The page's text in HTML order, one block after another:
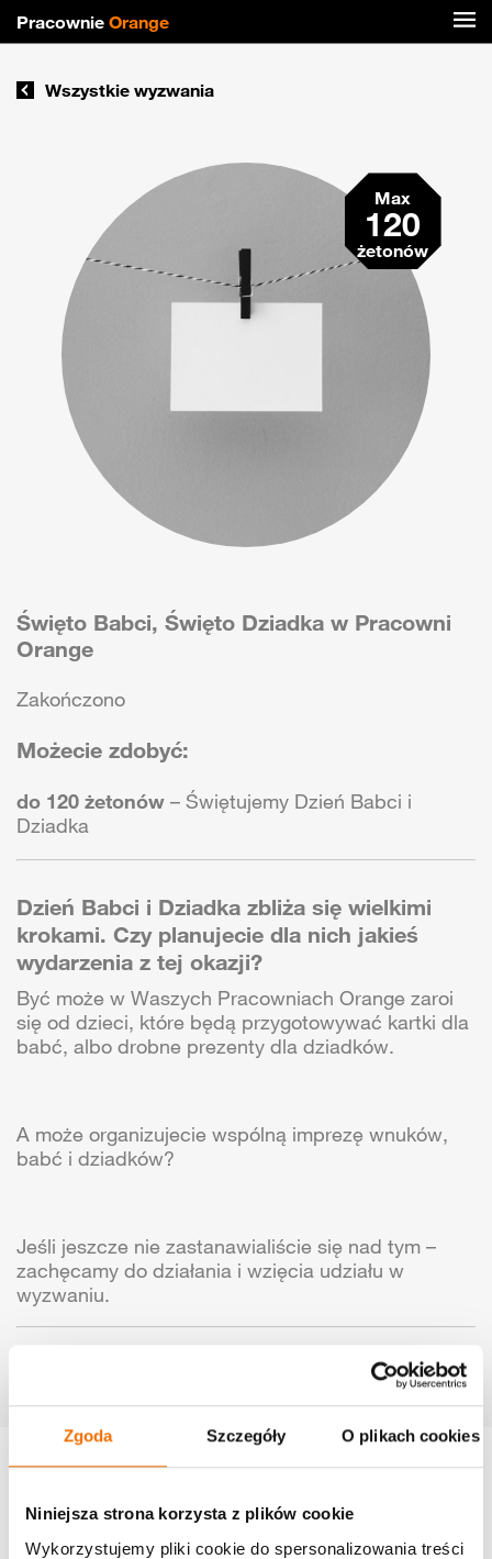
Zgoda Szczegóły O plikach cookies
Niniejsza strona korzysta z plików cookie
Wykorzystujemy pliki cookie do spersonalizowania treści
Pracownie Orange
Wszystkie wyzwania
Max
120
żetonów
Święto Babci, Święto Dziadka w Pracowni
Orange
Zakończono
Możecie zdobyć:
do 120 żetonów – Świętujemy Dzień Babci i
Dziadka
Dzień Babci i Dziadka zbliża się wielkimi
krokami. Czy planujecie dla nich jakieś
wydarzenia z tej okazji?
Być może w Waszych Pracowniach Orange zaroi
się od dzieci, które będą przygotowywać kartki dla
babć, albo drobne prezenty dla dziadków.
A może organizujecie wspólną imprezę wnuków,
babć i dziadków?
Jeśli jeszcze nie zastanawialiście się nad tym –
zachęcamy do działania i wzięcia udziału w
wyzwaniu.
Świętujemy Dzień Babci i Dziadka